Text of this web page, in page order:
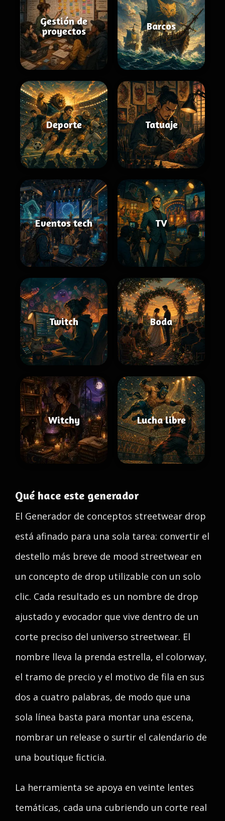
Gestión de
proyectos
Barcos
Deporte Tatuaje
Eventos tech TV
Twitch Boda
Witchy Lucha libre
Qué hace este generador
El Generador de conceptos streetwear drop
está afinado para una sola tarea: convertir el
destello más breve de mood streetwear en
un concepto de drop utilizable con un solo
clic. Cada resultado es un nombre de drop
ajustado y evocador que vive dentro de un
corte preciso del universo streetwear. El
nombre lleva la prenda estrella, el colorway,
el tramo de precio y el motivo de fila en sus
dos a cuatro palabras, de modo que una
sola línea basta para montar una escena,
nombrar un release o surtir el calendario de
una boutique ficticia.
La herramienta se apoya en veinte lentes
temáticas, cada una cubriendo un corte real